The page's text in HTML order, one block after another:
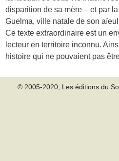
disparition de sa mère – et par
Guelma, ville natale de son
Ce texte extraordinaire est un
lecteur en territoire inconnu.
histoire qui ne pouvaient pas
© 2005-2020, Les éditions du